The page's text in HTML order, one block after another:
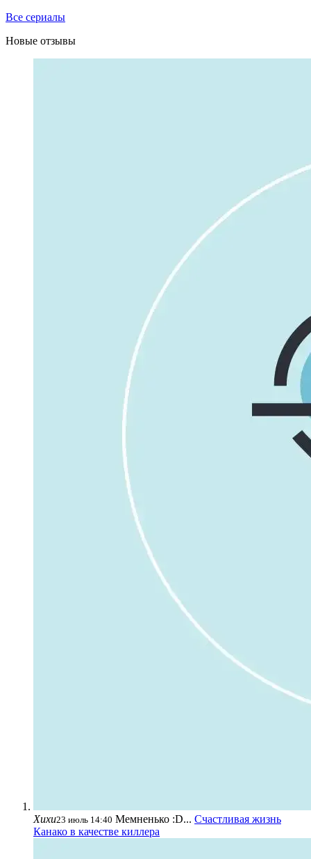
Все сериалы
Новые отзывы
Хихи23 июль 14:40 Мемненько :D... Счастливая жизнь
Канако в качестве киллера